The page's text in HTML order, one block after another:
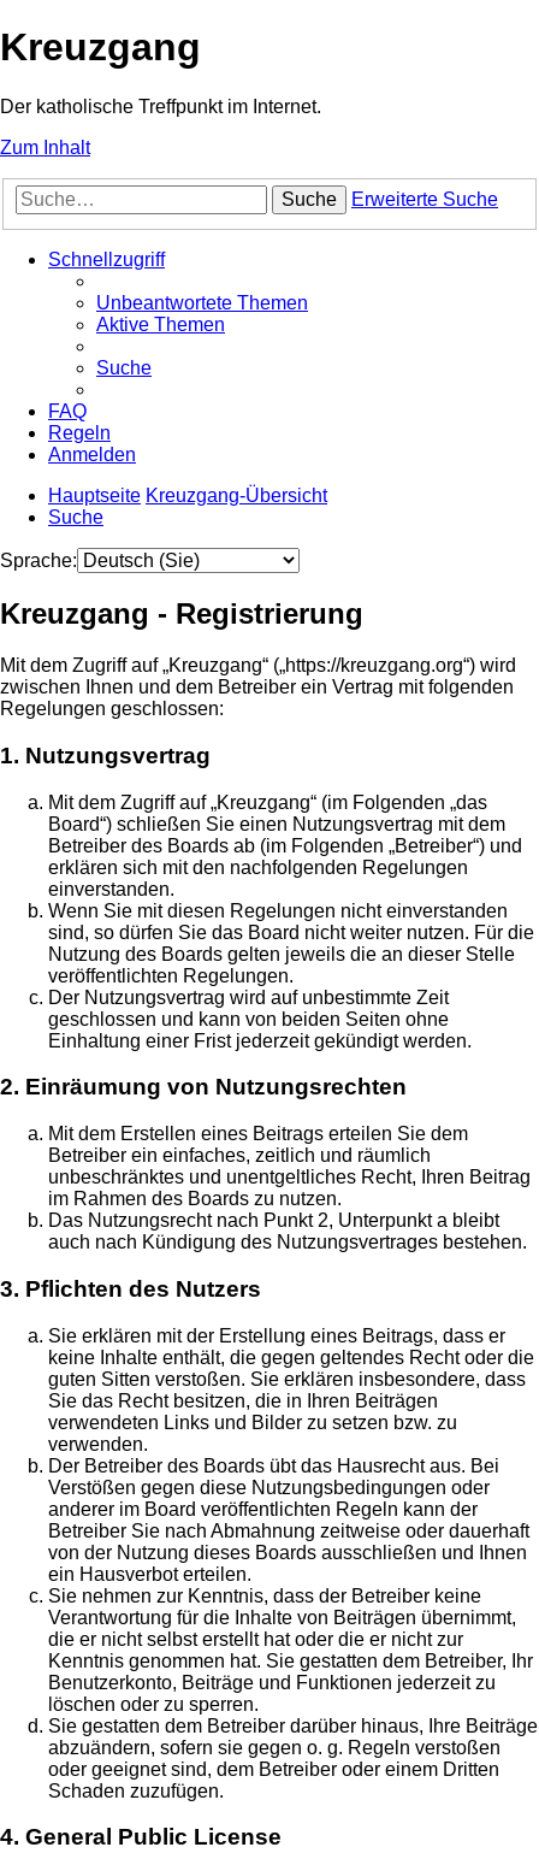
Kreuzgang
Der katholische Treffpunkt im Internet.
Zum Inhalt
Suche Erweiterte Suche
Schnellzugriff
Unbeantwortete Themen
Aktive Themen
Suche
FAQ
Regeln
Anmelden
Hauptseite Kreuzgang-Übersicht
Suche
Sprache:
Kreuzgang - Registrierung
Mit dem Zugriff auf „Kreuzgang“ („https://kreuzgang.org“) wird
zwischen Ihnen und dem Betreiber ein Vertrag mit folgenden
Regelungen geschlossen:
1. Nutzungsvertrag
Mit dem Zugriff auf „Kreuzgang“ (im Folgenden „das
Board“) schließen Sie einen Nutzungsvertrag mit dem
Betreiber des Boards ab (im Folgenden „Betreiber“) und
erklären sich mit den nachfolgenden Regelungen
einverstanden.
Wenn Sie mit diesen Regelungen nicht einverstanden
sind, so dürfen Sie das Board nicht weiter nutzen. Für die
Nutzung des Boards gelten jeweils die an dieser Stelle
veröffentlichten Regelungen.
Der Nutzungsvertrag wird auf unbestimmte Zeit
geschlossen und kann von beiden Seiten ohne
Einhaltung einer Frist jederzeit gekündigt werden.
2. Einräumung von Nutzungsrechten
Mit dem Erstellen eines Beitrags erteilen Sie dem
Betreiber ein einfaches, zeitlich und räumlich
unbeschränktes und unentgeltliches Recht, Ihren Beitrag
im Rahmen des Boards zu nutzen.
Das Nutzungsrecht nach Punkt 2, Unterpunkt a bleibt
auch nach Kündigung des Nutzungsvertrages bestehen.
3. Pflichten des Nutzers
Sie erklären mit der Erstellung eines Beitrags, dass er
keine Inhalte enthält, die gegen geltendes Recht oder die
guten Sitten verstoßen. Sie erklären insbesondere, dass
Sie das Recht besitzen, die in Ihren Beiträgen
verwendeten Links und Bilder zu setzen bzw. zu
verwenden.
Der Betreiber des Boards übt das Hausrecht aus. Bei
Verstößen gegen diese Nutzungsbedingungen oder
anderer im Board veröffentlichten Regeln kann der
Betreiber Sie nach Abmahnung zeitweise oder dauerhaft
von der Nutzung dieses Boards ausschließen und Ihnen
ein Hausverbot erteilen.
Sie nehmen zur Kenntnis, dass der Betreiber keine
Verantwortung für die Inhalte von Beiträgen übernimmt,
die er nicht selbst erstellt hat oder die er nicht zur
Kenntnis genommen hat. Sie gestatten dem Betreiber, Ihr
Benutzerkonto, Beiträge und Funktionen jederzeit zu
löschen oder zu sperren.
Sie gestatten dem Betreiber darüber hinaus, Ihre Beiträge
abzuändern, sofern sie gegen o. g. Regeln verstoßen
oder geeignet sind, dem Betreiber oder einem Dritten
Schaden zuzufügen.
4. General Public License